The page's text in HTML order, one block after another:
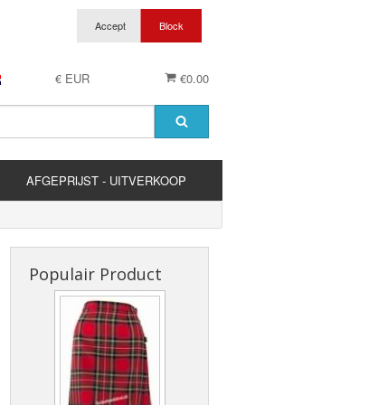
€0.00
€ EUR
AFGEPRIJST - UITVERKOOP
Populair Product